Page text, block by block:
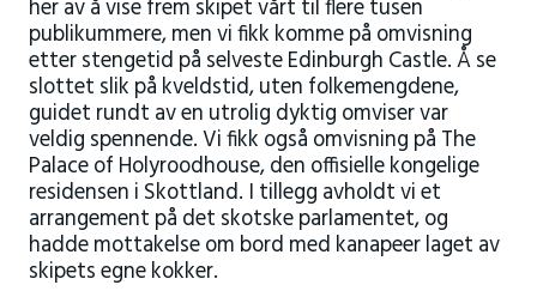
her av å vise frem skipet vårt til flere tusen
publikummere, men vi fikk komme på omvisning
etter stengetid på selveste Edinburgh Castle. Å se
slottet slik på kveldstid, uten folkemengdene,
guidet rundt av en utrolig dyktig omviser var
veldig spennende. Vi fikk også omvisning på The
Palace of Holyroodhouse, den offisielle kongelige
residensen i Skottland. I tillegg avholdt vi et
arrangement på det skotske parlamentet, og
hadde mottakelse om bord med kanapeer laget av
skipets egne kokker.